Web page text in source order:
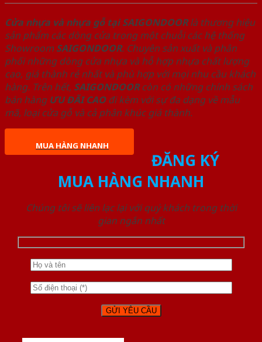
Cửa nhựa và nhựa gỗ tại SAIGONDOORlà thương hiệu
sản phẩm các dòng cửa trong một chuỗi các hệ thống
Showroom SAIGONDOOR. Chuyên sản xuất và phân
phối những dòng cửa nhựa và hỗ hợp nhựa chất lượng
cao, giá thành rẻ nhất và phù hợp với mọi nhu cầu khách
hàng. Trên hết, SAIGONDOORcòn có những chính sách
bán hàng ƯU ĐÃI CAOđi kèm với sự đa dạng về mẫu
mã, loại cửa gỗ và cả phân khúc giá thành.
MUA HÀNG NHANH
ĐĂNG KÝ
MUA HÀNG NHANH
Chúng tôi sẽ liên lạc lại với quý khách trong thời
gian ngắn nhất